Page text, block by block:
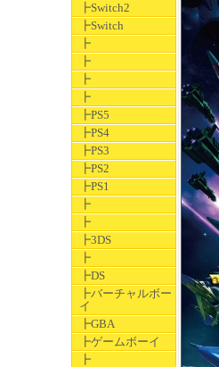
┣Switch2
┣Switch
┣
┣
┣
┣
┣PS5
┣PS4
┣PS3
┣PS2
┣PS1
┣
┣
┣3DS
┣
┣DS
┣バーチャルボー
イ
┣GBA
┣ゲームボーイ
┣